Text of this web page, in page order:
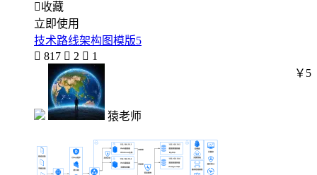
收藏
立即使用
技术路线架构图模版5
 817  2  1
猿老师
￥5